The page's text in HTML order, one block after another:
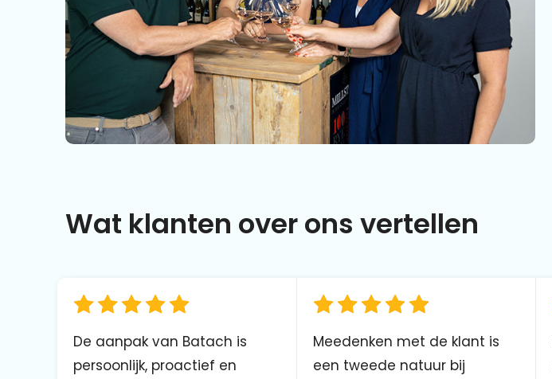
Wat klanten over ons vertellen
De aanpak van Batach is
persoonlijk, proactief en
Meedenken met de klant is
een tweede natuur bij